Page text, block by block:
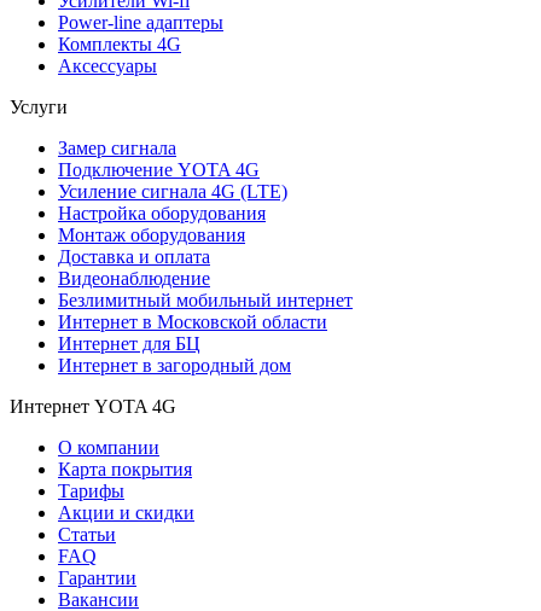
Power-line адаптеры
Комплекты 4G
Аксессуары
Услуги
Замер сигнала
Подключение YOTA 4G
Усиление сигнала 4G (LTE)
Настройка оборудования
Монтаж оборудования
Доставка и оплата
Видеонаблюдение
Безлимитный мобильный интернет
Интернет в Московской области
Интернет для БЦ
Интернет в загородный дом
Интернет YOTA 4G
О компании
Карта покрытия
Тарифы
Акции и скидки
Статьи
FAQ
Гарантии
Вакансии